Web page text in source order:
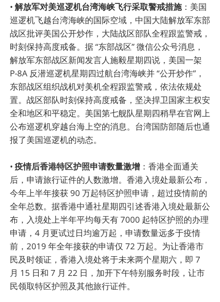
• 解放军对美巡逻机台湾海峡飞行采取警戒措施：美国
巡逻机飞越台湾海峡的国际空域，中国大陆解放军东部
战区批评美国公开炒作，大陆战区部队全程跟监警戒，
时刻保持高度戒备。据 “东部战区” 微信公众号消息，
解放军东部战区新闻发言人施毅星期四说，美国一架
P-8A 反潜巡逻机星期四过航台湾海峡并 “公开炒作”，
东部战区组织战机对美机全程跟监警戒，依法依规处
置。战区部队时刻保持高度戒备，坚决捍卫国家主权安
全和地区和平稳定。美国第七舰队星期四稍早在官网上
公布巡逻机穿越台海上空的消息。台湾国防部随后也通
报了美国巡逻机的动态。
• 疫情后香港特区护照申请数量激增 ：香港全面通关
后，申请旅行证件的人数激增。香港入境处最新公布，
今年上半年接获 90 万起特区护照申请，超过疫情前的
全年总数。据香港中通社星期四引述香港入境处最新公
布，入境处上半年平均每天有 7000 起特区护照的办理
申请，4 月更试过日均逾万起，申请数量远多于疫情
前，2019 年全年接获的申请仅 72 万起。为让香港市
民及时领证，香港入境处将于未来两个星期六，即 7
月 15 日和 7 月 22 日，加开下午特别服务时段，让市
民领取特区护照及其他旅行证件。